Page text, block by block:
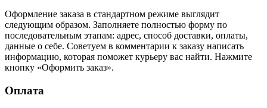
Оформление заказа в стандартном режиме выглядит
следующим образом. Заполняете полностью форму по
последовательным этапам: адрес, способ доставки, оплаты,
данные о себе. Советуем в комментарии к заказу написать
информацию, которая поможет курьеру вас найти. Нажмите
кнопку «Оформить заказ».
Оплата